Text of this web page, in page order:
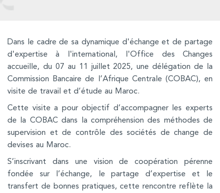
Dans le cadre de sa dynamique d'échange et de partage
d'expertise à l'international, l'Office des Changes
accueille, du 07 au 11 juillet 2025, une délégation de la
Commission Bancaire de l’Afrique Centrale (COBAC), en
visite de travail et d’étude au Maroc.
Cette visite a pour objectif d’accompagner les experts
de la COBAC dans la compréhension des méthodes de
supervision et de contrôle des sociétés de change de
devises au Maroc.
S’inscrivant dans une vision de coopération pérenne
fondée sur l’échange, le partage d’expertise et le
transfert de bonnes pratiques, cette rencontre reflète la